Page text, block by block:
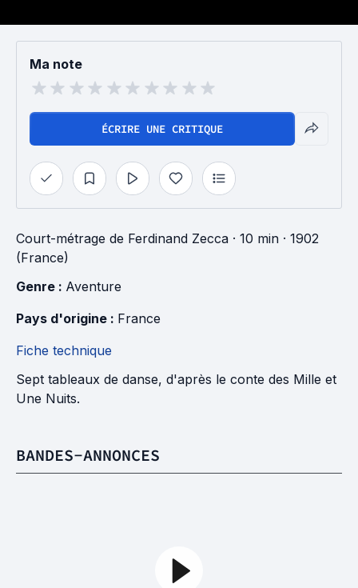
Ma note
ÉCRIRE UNE CRITIQUE
Court-métrage de Ferdinand Zecca · 10 min · 1902
(France)
Genre : Aventure
Pays d'origine : France
Fiche technique
Sept tableaux de danse, d'après le conte des Mille et
Une Nuits.
BANDES-ANNONCES